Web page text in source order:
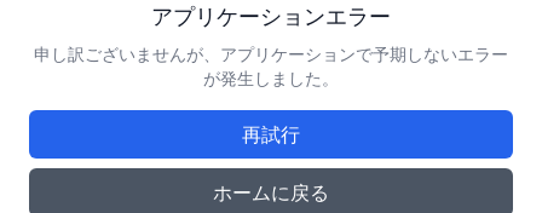
アプリケーションエラー
申し訳ございませんが、アプリケーションで予期しないエラー
が発生しました。
再試行
ホームに戻る